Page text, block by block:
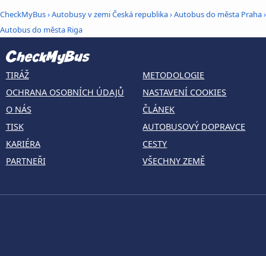
CheckMyBus›Autobusy v zemi Česká republika›Autobus do města Praha›
Autobus do města Riga
TIRÁŽ
OCHRANA OSOBNÍCH ÚDAJŮ
O NÁS
TISK
KARIÉRA
PARTNEŘI
METODOLOGIE
NASTAVENÍ COOKIES
ČLÁNEK
AUTOBUSOVÝ DOPRAVCE
CESTY
VŠECHNY ZEMĚ